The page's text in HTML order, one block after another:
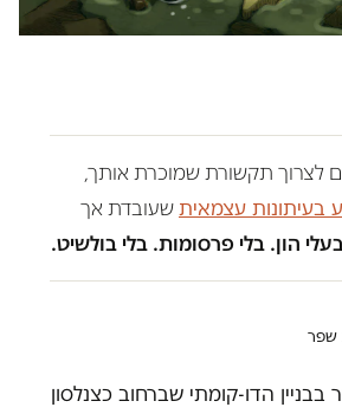
לצרוך תקשורת שמוכרת אותך,
בעיתונות עצמאיתשעובדת אך
הון. בלי פרסומות. בלי בולשיט.
שפר
בבניין הדו-קומתי שברחוב כצנלסון